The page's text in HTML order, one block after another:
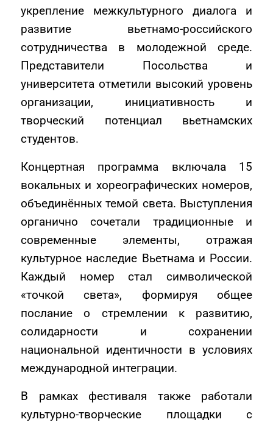
укрепление межкультурного диалога и
развитие вьетнамо-российского
сотрудничества в молодежной среде.
Представители Посольства и
университета отметили высокий уровень
организации, инициативность и
творческий потенциал вьетнамских
студентов.
Концертная программа включала 15
вокальных и хореографических номеров,
объединённых темой света. Выступления
органично сочетали традиционные и
современные элементы, отражая
культурное наследие Вьетнама и России.
Каждый номер стал символической
«точкой света», формируя общее
послание о стремлении к развитию,
солидарности и сохранении
национальной идентичности в условиях
международной интеграции.
В рамках фестиваля также работали
культурно-творческие площадки с